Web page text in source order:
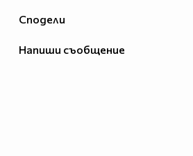
Сподели
Напиши съобщение